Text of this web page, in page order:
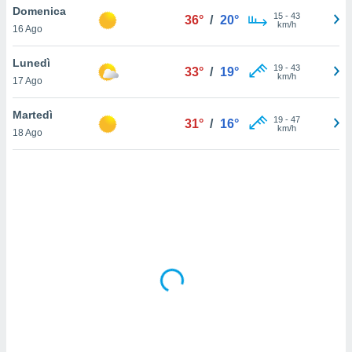
cookie
in
Domenica
16 Ago
36° / 20° 15- 43
km/h
Lunedì
17 Ago
33° / 19° 19- 43
km/h
Martedì
18 Ago
31° / 16° 19- 47
km/h